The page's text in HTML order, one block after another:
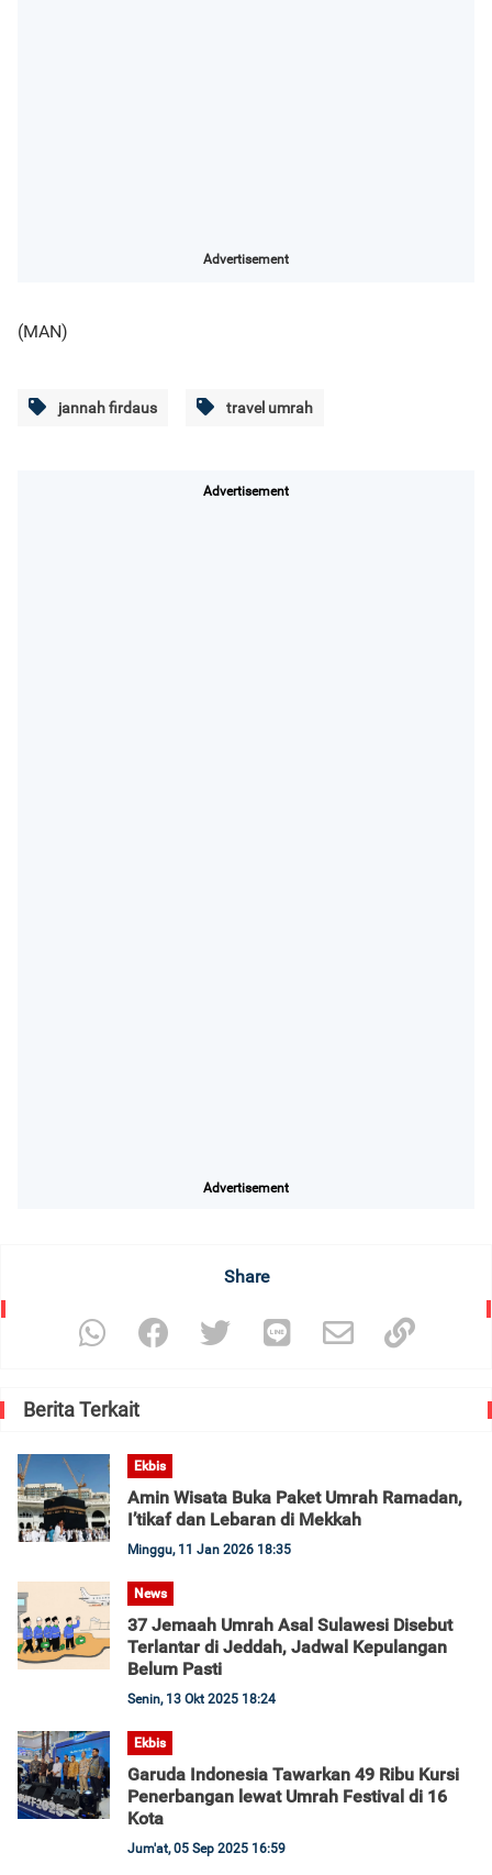
Advertisement
(MAN)
jannah firdaus travel umrah
Advertisement
Advertisement
Share
Berita Terkait
Ekbis
Amin Wisata Buka Paket Umrah Ramadan,
I’tikaf dan Lebaran di Mekkah
Minggu, 11 Jan 2026 18:35
News
37 Jemaah Umrah Asal Sulawesi Disebut
Terlantar di Jeddah, Jadwal Kepulangan
Belum Pasti
Senin, 13 Okt 2025 18:24
Ekbis
Garuda Indonesia Tawarkan 49 Ribu Kursi
Penerbangan lewat Umrah Festival di 16
Kota
Jum'at, 05 Sep 2025 16:59